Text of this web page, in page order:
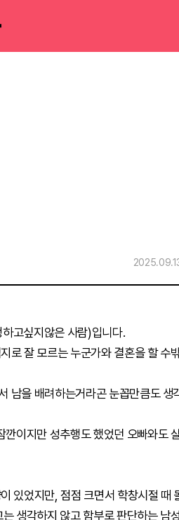
고싶지않은 사람)입니다.
로 잘 모르는 누군가와 결혼을 할 수
남을 배려하는거라곤 눈꼽만큼도 생
이지만 성추행도 했었던 오빠와도
있었지만, 점점 크면서 학창시절 때
생각하지 않고 함부로 판단하는 남